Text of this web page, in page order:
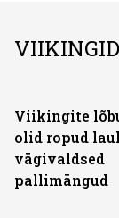
VIIKINGID
Viikingite
olid ropud
vägivaldsed
pallimängud